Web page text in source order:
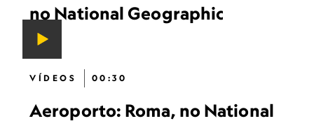
no National Geographic
VÍDEOS 00:30
Aeroporto: Roma, no National